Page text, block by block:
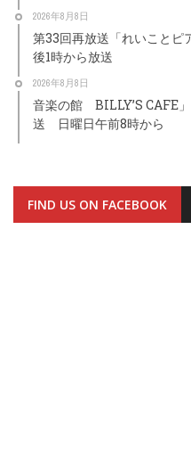
2026年8月8日
第33回再放送「れいことピ
後1時から放送
2026年8月8日
音楽の館 BILLY’S CAFE
送 日曜日午前8時から
FIND US ON FACEBOOK